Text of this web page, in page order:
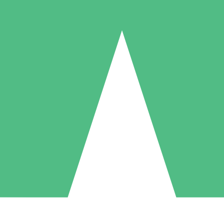
Packs de Crédits Individuels
à l'utilisation avec des crédits de téléchargement. Sans engagement
5 Téléchargements
US$